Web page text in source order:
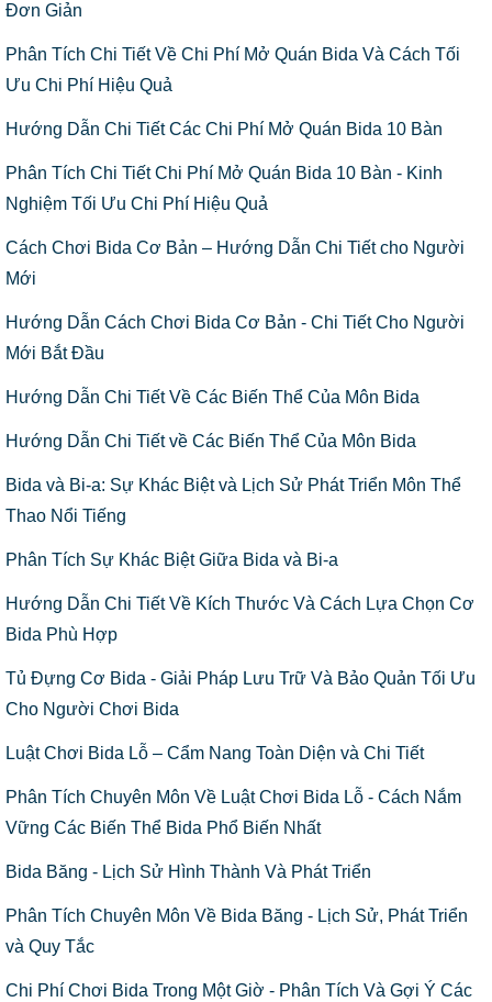
Đơn Giản
Phân Tích Chi Tiết Về Chi Phí Mở Quán Bida Và Cách Tối
Ưu Chi Phí Hiệu Quả
Hướng Dẫn Chi Tiết Các Chi Phí Mở Quán Bida 10 Bàn
Phân Tích Chi Tiết Chi Phí Mở Quán Bida 10 Bàn - Kinh
Nghiệm Tối Ưu Chi Phí Hiệu Quả
Cách Chơi Bida Cơ Bản – Hướng Dẫn Chi Tiết cho Người
Mới
Hướng Dẫn Cách Chơi Bida Cơ Bản - Chi Tiết Cho Người
Mới Bắt Đầu
Hướng Dẫn Chi Tiết Về Các Biến Thể Của Môn Bida
Hướng Dẫn Chi Tiết về Các Biến Thể Của Môn Bida
Bida và Bi-a: Sự Khác Biệt và Lịch Sử Phát Triển Môn Thể
Thao Nổi Tiếng
Phân Tích Sự Khác Biệt Giữa Bida và Bi-a
Hướng Dẫn Chi Tiết Về Kích Thước Và Cách Lựa Chọn Cơ
Bida Phù Hợp
Tủ Đựng Cơ Bida - Giải Pháp Lưu Trữ Và Bảo Quản Tối Ưu
Cho Người Chơi Bida
Luật Chơi Bida Lỗ – Cẩm Nang Toàn Diện và Chi Tiết
Phân Tích Chuyên Môn Về Luật Chơi Bida Lỗ - Cách Nắm
Vững Các Biến Thể Bida Phổ Biến Nhất
Bida Băng - Lịch Sử Hình Thành Và Phát Triển
Phân Tích Chuyên Môn Về Bida Băng - Lịch Sử, Phát Triển
và Quy Tắc
Chi Phí Chơi Bida Trong Một Giờ - Phân Tích Và Gợi Ý Các